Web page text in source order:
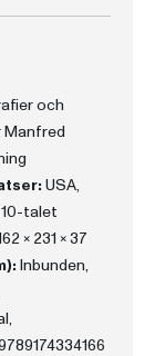
och
Manfred
USA,
talet
x 231 x 37
Inbunden,